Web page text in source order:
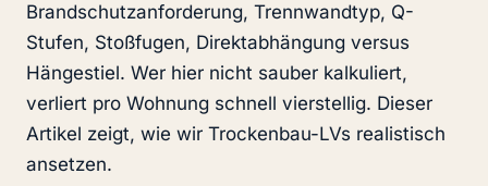
Brandschutzanforderung, Trennwandtyp, Q-
Stufen, Stoßfugen, Direktabhängung versus
Hängestiel. Wer hier nicht sauber kalkuliert,
verliert pro Wohnung schnell vierstellig. Dieser
Artikel zeigt, wie wir Trockenbau-LVs realistisch
ansetzen.